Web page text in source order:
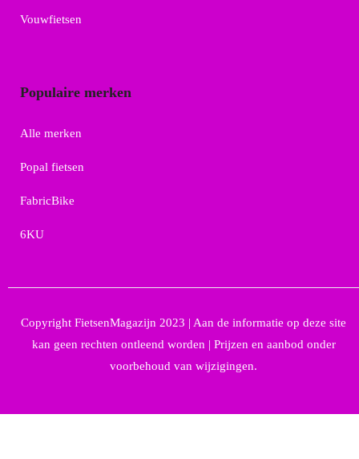
Vouwfietsen
Populaire merken
Alle merken
Popal fietsen
FabricBike
6KU
Copyright FietsenMagazijn 2023 | Aan de informatie op deze site
kan geen rechten ontleend worden | Prijzen en aanbod onder
voorbehoud van wijzigingen.